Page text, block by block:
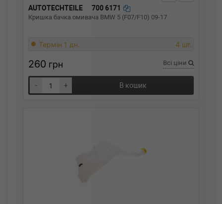
AUTOTECHTEILE 700 6171
Кришка бачка омивача BMW 5 (F07/F10) 09-17
Термін 1 дн. 4 шт.
260 грн Всі ціни
- + В кошик